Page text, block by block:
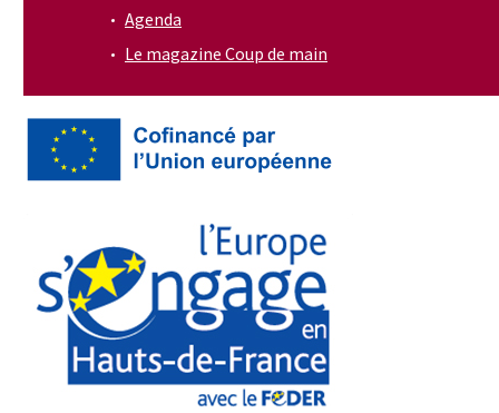
Agenda
Le magazine Coup de main